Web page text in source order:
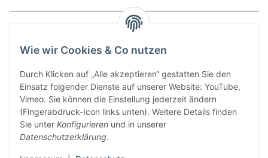
Wie wir Cookies & Co nutzen
Durch Klicken auf „Alle akzeptieren“ gestatten Sie den
Einsatz folgender Dienste auf unserer Website: YouTube,
Vimeo. Sie können die Einstellung jederzeit ändern
(Fingerabdruck-Icon links unten). Weitere Details finden
Sie unter Konfigurieren und in unserer
Datenschutzerklärung.